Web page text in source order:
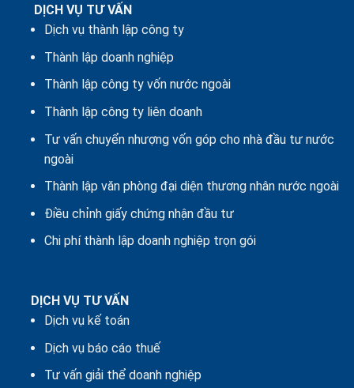
DỊCH VỤ TƯ VẤN
Dịch vụ thành lập công ty
Thành lập doanh nghiệp
Thành lập công ty vốn nước ngoài
Thành lập công ty liên doanh
Tư vấn chuyển nhượng vốn góp cho nhà đầu tư nước
ngoài
Thành lập văn phòng đại diện thương nhân nước ngoài
Điều chỉnh giấy chứng nhận đầu tư
Chi phí thành lập doanh nghiệp trọn gói
DỊCH VỤ TƯ VẤN
Dịch vụ kế toán
Dịch vụ báo cáo thuế
Tư vấn giải thể doanh nghiệp